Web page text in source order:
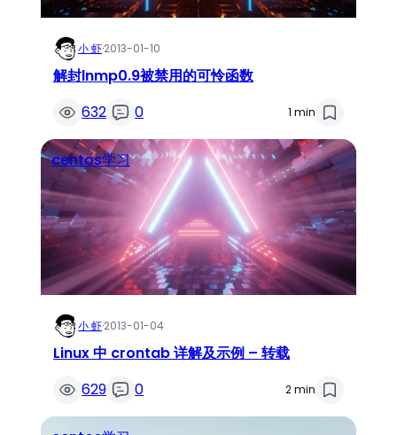
小 虾·2013-01-10
解封lnmp0.9被禁用的可怜函数
632
0 1 min
centos学习
小 虾·2013-01-04
Linux 中 crontab 详解及示例 – 转载
629
0 2 min